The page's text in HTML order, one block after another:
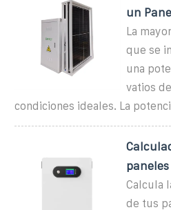
un
La
que se
una
vatios
condiciones ideales. La
Calcula
de tus